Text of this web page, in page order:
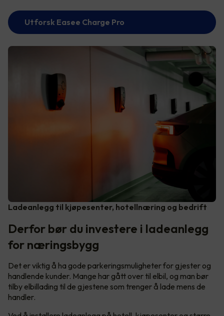
Utforsk Easee Charge Pro
Ladeanlegg til kjøpesenter, hotellnæring og bedrift
Derfor bør du investere i ladeanlegg
for næringsbygg
Det er viktig å ha gode parkeringsmuligheter for gjester og
handlende kunder. Mange har gått over til elbil, og man bør
tilby elbillading til de gjestene som trenger å lade mens de
handler.